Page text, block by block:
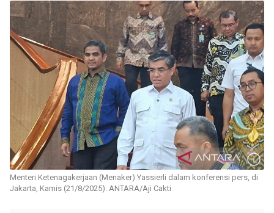
Menteri Ketenagakerjaan (Menaker) Yassierli dalam konferensi pers, di
Jakarta, Kamis (21/8/2025). ANTARA/Aji Cakti